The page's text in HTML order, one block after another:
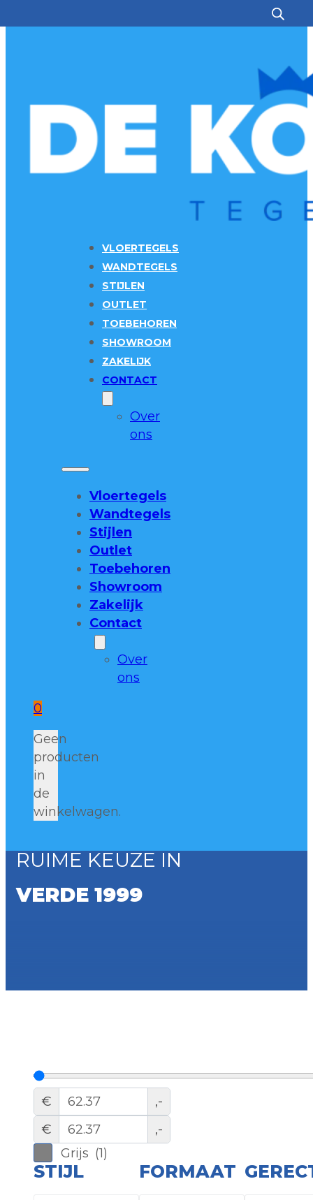
VLOERTEGELS
WANDTEGELS
STIJLEN
OUTLET
TOEBEHOREN
SHOWROOM
ZAKELIJK
CONTACT
Over
ons
Vloertegels
Wandtegels
Stijlen
Outlet
Toebehoren
Showroom
Zakelijk
Contact
Over
ons
0
Geen
producten
in
de
winkelwagen.
RUIME KEUZE IN
VERDE 1999
€
,-
€
,-
Grijs (1)
STIJL FORMAAT